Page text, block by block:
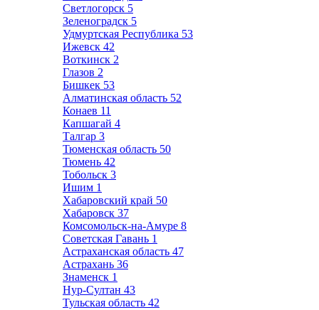
Светлогорск 5
Зеленоградск 5
Удмуртская Республика 53
Ижевск 42
Воткинск 2
Глазов 2
Бишкек 53
Алматинская область 52
Конаев 11
Капшагай 4
Талгар 3
Тюменская область 50
Тюмень 42
Тобольск 3
Ишим 1
Хабаровский край 50
Хабаровск 37
Комсомольск-на-Амуре 8
Советская Гавань 1
Астраханская область 47
Астрахань 36
Знаменск 1
Нур-Султан 43
Тульская область 42